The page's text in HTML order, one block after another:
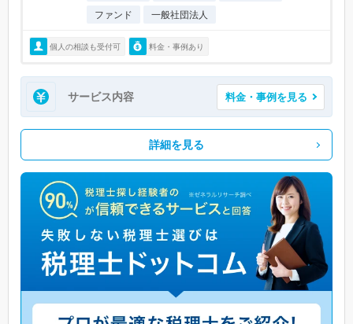
ファンド
一般社団法人
個人の相談も受付可 料金・事例あり
サービス内容 料金・事例を見る
詳細を見る